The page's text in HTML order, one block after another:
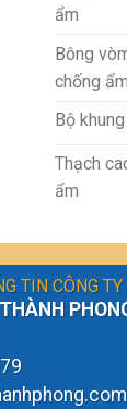
ẩm
Bông
chống ẩm
Bộ
Thạch
ẩm
TIN CÔNG TY